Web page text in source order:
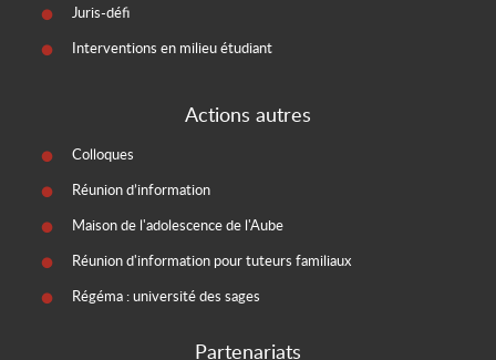
Juris-défi
Interventions en milieu étudiant
Actions autres
Colloques
Réunion d’information
Maison de l'adolescence de l'Aube
Réunion d'information pour tuteurs familiaux
Régéma : université des sages
Partenariats